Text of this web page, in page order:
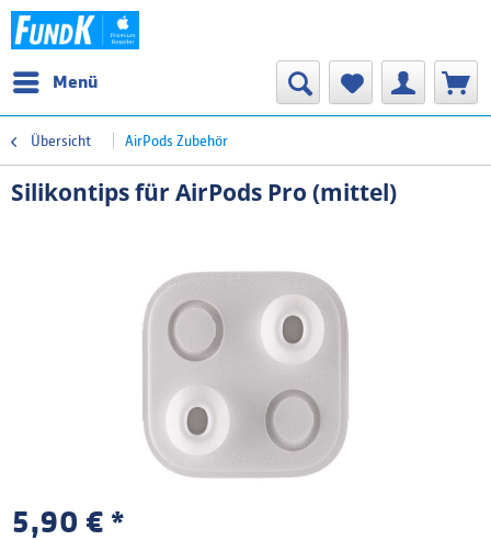
Menü
Übersicht AirPods Zubehör
Silikontips für AirPods Pro (mittel)
5,90 € *